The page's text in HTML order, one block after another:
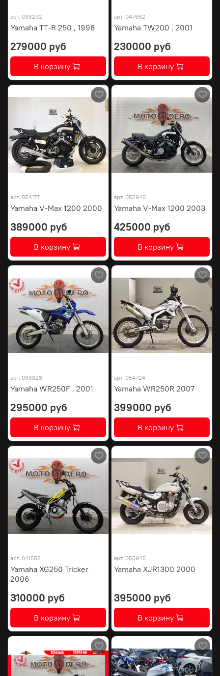
арт. 038292
Yamaha TT-R 250 , 1998
279000 руб
В корзину
арт. 047662
Yamaha TW200 , 2001
230000 руб
В корзину
арт. 054177
Yamaha V-Max 1200 2000
389000 руб
В корзину
арт. 052940
Yamaha V-Max 1200 2003
425000 руб
В корзину
арт. 038323
Yamaha WR250F , 2001
295000 руб
В корзину
арт. 054724
Yamaha WR250R 2007
399000 руб
В корзину
арт. 041558
Yamaha XG250 Tricker
2006
310000 руб
В корзину
арт. 055945
Yamaha XJR1300 2000
395000 руб
В корзину